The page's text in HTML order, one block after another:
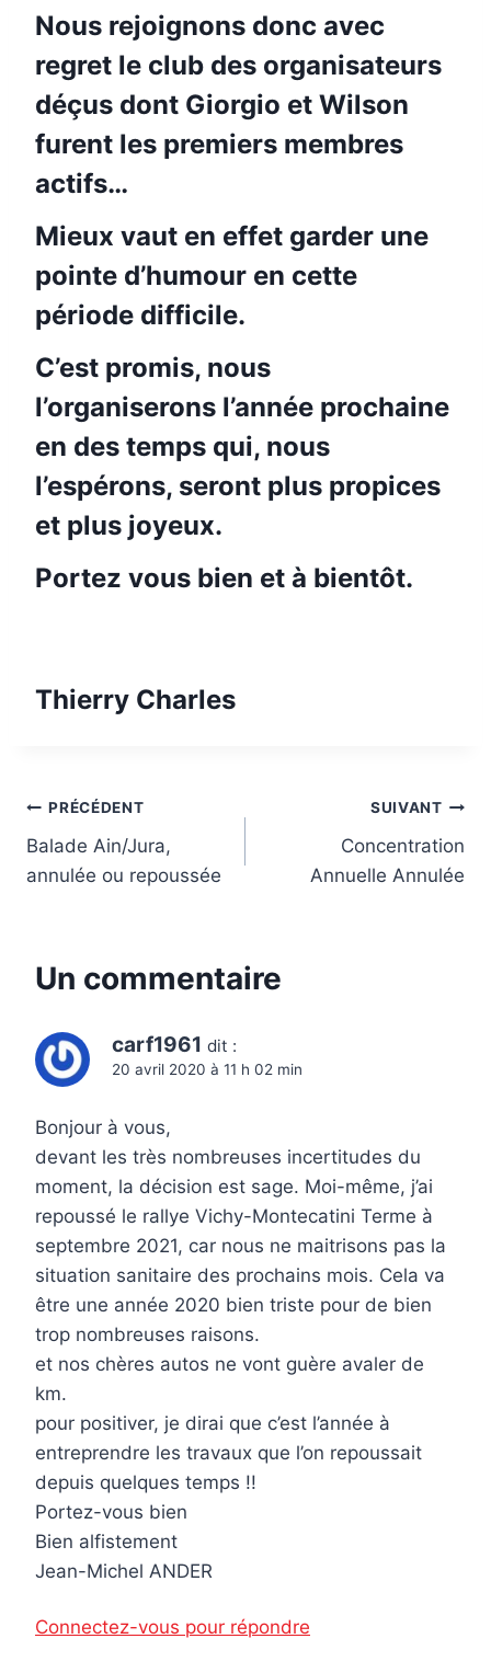
Nous rejoignons donc avec
regret le club des organisateurs
déçus dont Giorgio et Wilson
furent les premiers membres
actifs…
Mieux vaut en effet garder une
pointe d’humour en cette
période difficile.
C’est promis, nous
l’organiserons l’année prochaine
en des temps qui, nous
l’espérons, seront plus propices
et plus joyeux.
Portez vous bien et à bientôt.
Thierry Charles
Navigation
de
PRÉCÉDENT
Balade Ain/Jura,
annulée ou repoussée
SUIVANT
Concentration
Annuelle Annulée
Un commentaire
carf1961 dit :
20 avril 2020 à 11 h 02 min
Bonjour à vous,
devant les très nombreuses incertitudes du
moment, la décision est sage. Moi-même, j’ai
repoussé le rallye Vichy-Montecatini Terme à
septembre 2021, car nous ne maitrisons pas la
situation sanitaire des prochains mois. Cela va
être une année 2020 bien triste pour de bien
trop nombreuses raisons.
et nos chères autos ne vont guère avaler de
km.
pour positiver, je dirai que c’est l’année à
entreprendre les travaux que l’on repoussait
depuis quelques temps !!
Portez-vous bien
Bien alfistement
Jean-Michel ANDER
Connectez-vous pour répondre